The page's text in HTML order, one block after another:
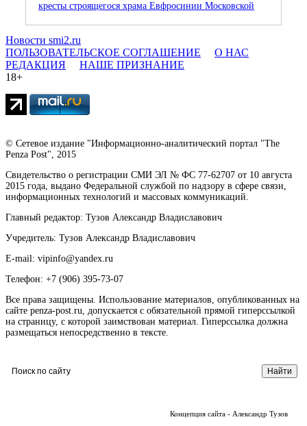
кресты строящегося храма Евфросинии Московской
Новости smi2.ru
ПОЛЬЗОВАТЕЛЬСКОЕ СОГЛАШЕНИЕ
О НАС
РЕДАКЦИЯ
НАШЕ ПРИЗНАНИЕ
18+
© Сетевое издание "Информационно-аналитический портал "The
Penza Post", 2015
Свидетельство о регистрации СМИ ЭЛ № ФС 77-62707 от 10 августа
2015 года, выдано Федеральной службой по надзору в сфере связи,
информационных технологий и массовых коммуникаций.
Главный редактор: Тузов Александр Владиславович
Учредитель: Тузов Александр Владиславович
E-mail: vipinfo@yandex.ru
Телефон: +7 (906) 395-73-07
Все права защищены. Использование материалов, опубликованных на
сайте penza-post.ru, допускается с обязательной прямой гиперссылкой
на страницу, с которой заимствован материал. Гиперссылка должна
размещаться непосредственно в тексте.
Концепция сайта - Александр Тузов